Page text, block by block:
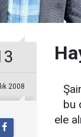
2008
bu
ele